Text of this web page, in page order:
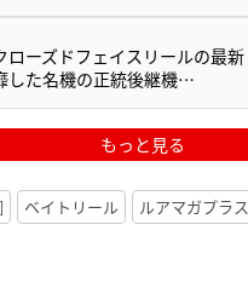
ローズドフェイスリールの最新
した名機の正統後継機…
もっと見る
ベイトリール ルアマガプラス